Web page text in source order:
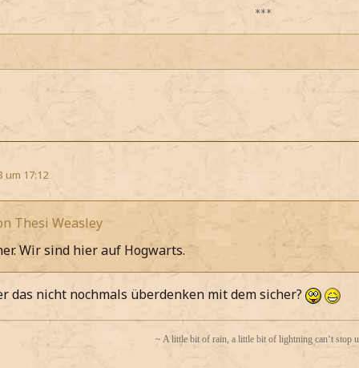
***
um 17:12
Thesi Weasley
Wir sind hier auf Hogwarts.
das nicht nochmals überdenken mit dem sicher?
~ A little bit of rain, a little bit of lightning can‘t stop